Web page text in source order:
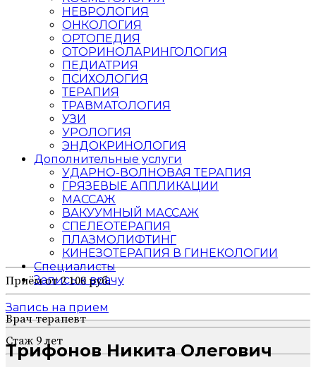
НЕВРОЛОГИЯ
ОНКОЛОГИЯ
ОРТОПЕДИЯ
ОТОРИНОЛАРИНГОЛОГИЯ
ПЕДИАТРИЯ
ПСИХОЛОГИЯ
ТЕРАПИЯ
ТРАВМАТОЛОГИЯ
УЗИ
УРОЛОГИЯ
ЭНДОКРИНОЛОГИЯ
Дополнительные услуги
УДАРНО-ВОЛНОВАЯ ТЕРАПИЯ
ГРЯЗЕВЫЕ АППЛИКАЦИИ
МАССАЖ
ВАКУУМНЫЙ МАССАЖ
СПЕЛЕОТЕРАПИЯ
ПЛАЗМОЛИФТИНГ
КИНЕЗОТЕРАПИЯ В ГИНЕКОЛОГИИ
Специалисты
Запись к врачу
Врач терапевт
Трифонов Никита Олегович
Приём от 2 100 руб.
Запись на прием
Стаж 9 лет